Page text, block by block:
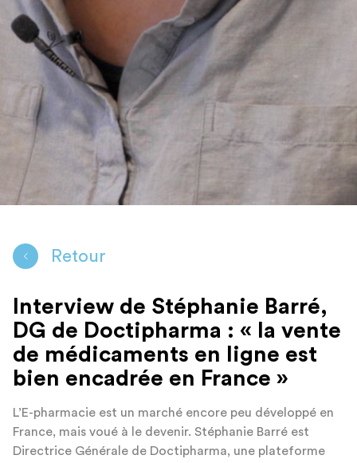
Retour
Interview de Stéphanie Barré,
DG de Doctipharma : « la vente
de médicaments en ligne est
bien encadrée en France »
L’E-pharmacie est un marché encore peu développé en
France, mais voué à le devenir. Stéphanie Barré est
Directrice Générale de Doctipharma, une plateforme